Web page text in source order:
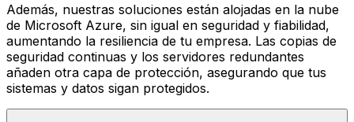
Además, nuestras soluciones están alojadas en la nube
de Microsoft Azure, sin igual en seguridad y fiabilidad,
aumentando la resiliencia de tu empresa. Las copias de
seguridad continuas y los servidores redundantes
añaden otra capa de protección, asegurando que tus
sistemas y datos sigan protegidos.